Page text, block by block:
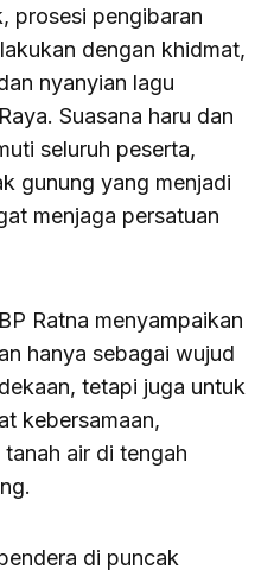
prosesi pengibaran
dengan khidmat,
nyanyian lagu
Suasana haru dan
seluruh peserta,
gunung yang menjadi
menjaga persatuan
Ratna menyampaikan
hanya sebagai wujud
tetapi juga untuk
kebersamaan,
air di tengah
di puncak